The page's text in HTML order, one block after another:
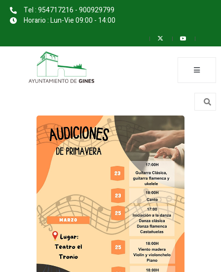
Tel : 954717216 - 900929799
Horario : Lun-Vie 09:00 - 14:00